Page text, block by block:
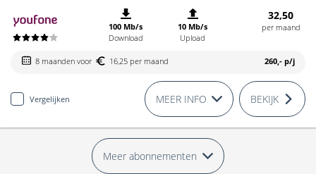
100 Mb/s
Download
10 Mb/s
Upload
32,50
per maand
8 maanden voor 16,25 per maand 260,- p/j
Vergelijken MEER INFO BEKIJK
Meer abonnementen